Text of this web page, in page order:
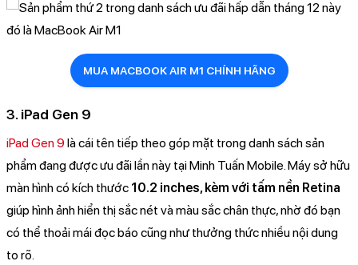
MUA MACBOOK AIR M1 CHÍNH HÃNG
3. iPad Gen 9
iPad Gen 9 là cái tên tiếp theo góp mặt trong danh sách sản
phẩm đang được ưu đãi lần này tại Minh Tuấn Mobile. Máy sở hữu
màn hình có kích thước 10.2 inches, kèm với tấm nền Retina
giúp hình ảnh hiển thị sắc nét và màu sắc chân thực, nhờ đó bạn
có thể thoải mái đọc báo cũng như thưởng thức nhiều nội dung
to rõ.